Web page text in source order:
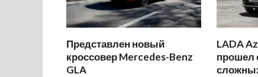
Представлен новый
кроссовер Mercedes-Benz
GLA
LADA
прошел